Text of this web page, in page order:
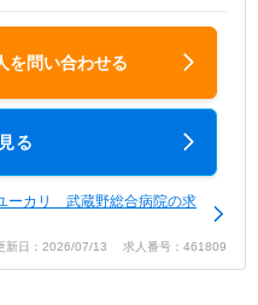
を問い合わせる
る
ーカリ 武蔵野総合病院の求
新日：2026/07/13 求人番号：461809